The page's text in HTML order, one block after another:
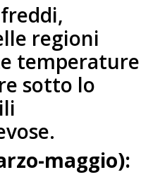
regioni
temperature
sotto lo
maggio):